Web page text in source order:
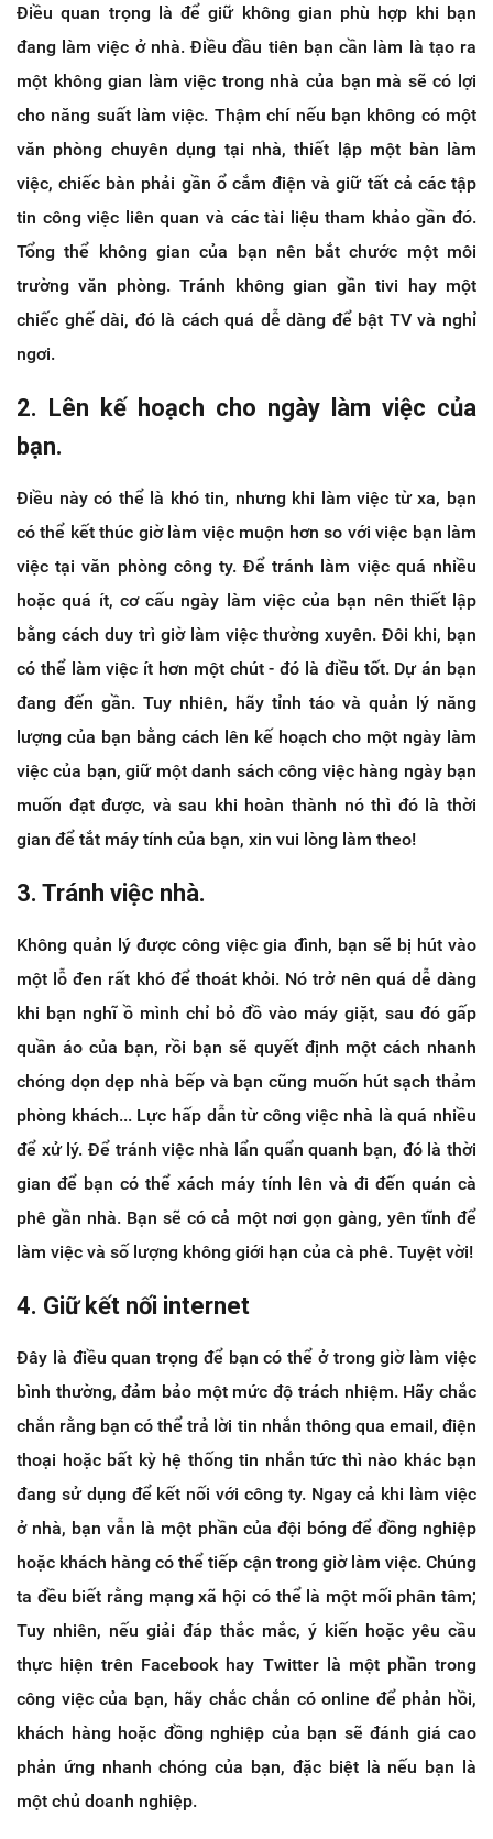
Điều quan trọng là để giữ không gian phù hợp khi bạn
đang làm việc ở nhà. Điều đầu tiên bạn cần làm là tạo ra
một không gian làm việc trong nhà của bạn mà sẽ có lợi
cho năng suất làm việc. Thậm chí nếu bạn không có một
văn phòng chuyên dụng tại nhà, thiết lập một bàn làm
việc, chiếc bàn phải gần ổ cắm điện và giữ tất cả các tập
tin công việc liên quan và các tài liệu tham khảo gần đó.
Tổng thể không gian của bạn nên bắt chước một môi
trường văn phòng. Tránh không gian gần tivi hay một
chiếc ghế dài, đó là cách quá dễ dàng để bật TV và nghỉ
ngơi.
2. Lên kế hoạch cho ngày làm việc của
bạn.
Điều này có thể là khó tin, nhưng khi làm việc từ xa, bạn
có thể kết thúc giờ làm việc muộn hơn so với việc bạn làm
việc tại văn phòng công ty. Để tránh làm việc quá nhiều
hoặc quá ít, cơ cấu ngày làm việc của bạn nên thiết lập
bằng cách duy trì giờ làm việc thường xuyên. Đôi khi, bạn
có thể làm việc ít hơn một chút - đó là điều tốt. Dự án bạn
đang đến gần. Tuy nhiên, hãy tỉnh táo và quản lý năng
lượng của bạn bằng cách lên kế hoạch cho một ngày làm
việc của bạn, giữ một danh sách công việc hàng ngày bạn
muốn đạt được, và sau khi hoàn thành nó thì đó là thời
gian để tắt máy tính của bạn, xin vui lòng làm theo!
3. Tránh việc nhà.
Không quản lý được công việc gia đình, bạn sẽ bị hút vào
một lỗ đen rất khó để thoát khỏi. Nó trở nên quá dễ dàng
khi bạn nghĩ ồ mình chỉ bỏ đồ vào máy giặt, sau đó gấp
quần áo của bạn, rồi bạn sẽ quyết định một cách nhanh
chóng dọn dẹp nhà bếp và bạn cũng muốn hút sạch thảm
phòng khách... Lực hấp dẫn từ công việc nhà là quá nhiều
để xử lý. Để tránh việc nhà lẩn quẩn quanh bạn, đó là thời
gian để bạn có thể xách máy tính lên và đi đến quán cà
phê gần nhà. Bạn sẽ có cả một nơi gọn gàng, yên tĩnh để
làm việc và số lượng không giới hạn của cà phê. Tuyệt vời!
4. Giữ kết nối internet
Đây là điều quan trọng để bạn có thể ở trong giờ làm việc
bình thường, đảm bảo một mức độ trách nhiệm. Hãy chắc
chắn rằng bạn có thể trả lời tin nhắn thông qua email, điện
thoại hoặc bất kỳ hệ thống tin nhắn tức thì nào khác bạn
đang sử dụng để kết nối với công ty. Ngay cả khi làm việc
ở nhà, bạn vẫn là một phần của đội bóng để đồng nghiệp
hoặc khách hàng có thể tiếp cận trong giờ làm việc. Chúng
ta đều biết rằng mạng xã hội có thể là một mối phân tâm;
Tuy nhiên, nếu giải đáp thắc mắc, ý kiến hoặc yêu cầu
thực hiện trên Facebook hay Twitter là một phần trong
công việc của bạn, hãy chắc chắn có online để phản hồi,
khách hàng hoặc đồng nghiệp của bạn sẽ đánh giá cao
phản ứng nhanh chóng của bạn, đặc biệt là nếu bạn là
một chủ doanh nghiệp.